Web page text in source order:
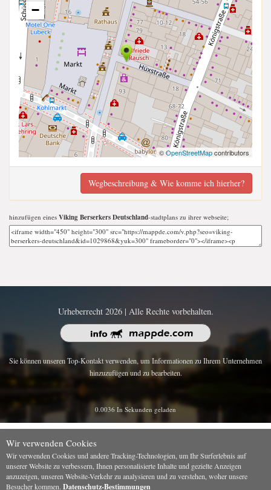
−
©OpenStreetMapcontributors
Wegbeschreibung & Wie komme ich hierher?
hinzufügen eines Viking Berserkers Deutschland-stadtplans zu ihrer webseite;
Urheberrecht 2026 | Alle Rechte vorbehalten.
Sie können unseren Top-Kontakt verwenden, um Informationen zu Ihrem Unternehmen
hinzuzufügen und zu bearbeiten.
0.0036 In Sekunden geladen
Wir verwenden Cookies
Wir verwenden Cookies und andere Tracking-Technologien, um Ihr Surferlebnis auf
unserer Website zu verbessern, Ihnen personalisierte Inhalte und gezielte Anzeigen
anzuzeigen, unseren Website-Verkehr zu analysieren und zu verstehen, woher unsere
Besucher kommen. Datenschutz-Bestimmungen